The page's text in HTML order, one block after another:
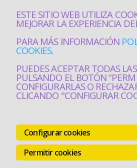
ESTE SITIO WEB UTILIZA
MEJORAR LA EXPERIENCIA
PARA MÁS INFORMACIÓN
COOKIES.
PUEDES ACEPTAR TODAS
PULSANDO EL BOTÓN
CONFIGURARLAS O
CLICANDO "CONFIGURAR
Configurar cookies
Permitir cookies